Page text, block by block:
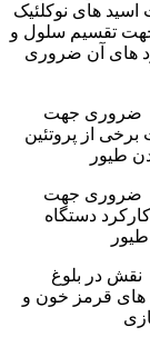
های نوکلئیک
تقسیم سلول و
های آن ضروری
جهت
از پروتئین
طیور
جهت
دستگاه
طیور
در بلوغ
های قرمز خون و